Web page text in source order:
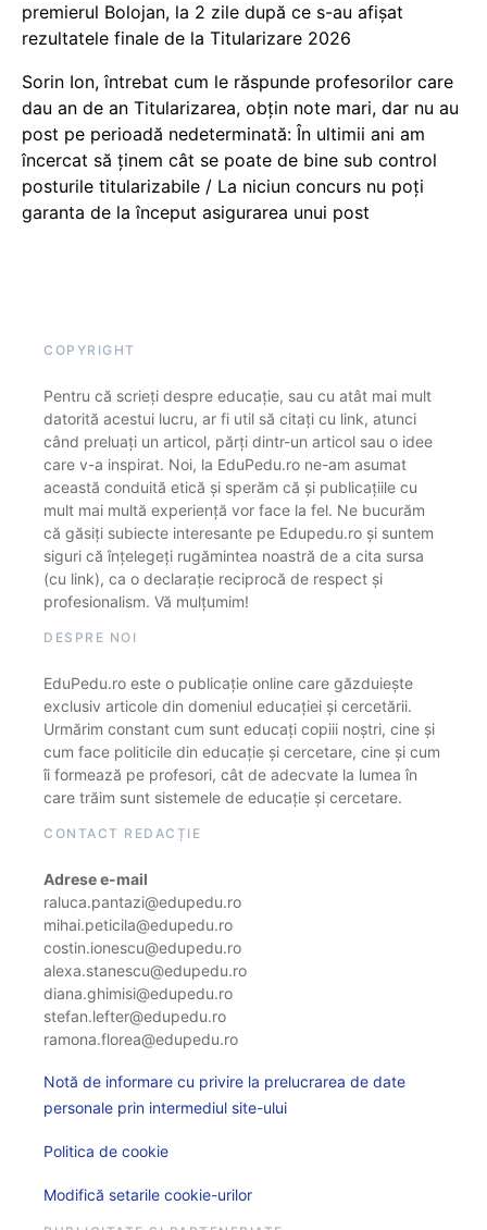
premierul Bolojan, la 2 zile după ce s-au afișat
rezultatele finale de la Titularizare 2026
Sorin Ion, întrebat cum le răspunde profesorilor care
dau an de an Titularizarea, obțin note mari, dar nu au
post pe perioadă nedeterminată: În ultimii ani am
încercat să ținem cât se poate de bine sub control
posturile titularizabile / La niciun concurs nu poți
garanta de la început asigurarea unui post
COPYRIGHT
Pentru că scrieți despre educație, sau cu atât mai mult
datorită acestui lucru, ar fi util să citați cu link, atunci
când preluați un articol, părți dintr-un articol sau o idee
care v-a inspirat. Noi, la EduPedu.ro ne-am asumat
această conduită etică și sperăm că și publicațiile cu
mult mai multă experiență vor face la fel. Ne bucurăm
că găsiți subiecte interesante pe Edupedu.ro și suntem
siguri că înțelegeți rugămintea noastră de a cita sursa
(cu link), ca o declarație reciprocă de respect și
profesionalism. Vă mulțumim!
DESPRE NOI
EduPedu.ro este o publicație online care găzduiește
exclusiv articole din domeniul educației și cercetării.
Urmărim constant cum sunt educați copiii noștri, cine și
cum face politicile din educație și cercetare, cine și cum
îi formează pe profesori, cât de adecvate la lumea în
care trăim sunt sistemele de educație și cercetare.
CONTACT REDACȚIE
Adrese e-mail
raluca.pantazi@edupedu.ro
mihai.peticila@edupedu.ro
costin.ionescu@edupedu.ro
alexa.stanescu@edupedu.ro
diana.ghimisi@edupedu.ro
stefan.lefter@edupedu.ro
ramona.florea@edupedu.ro
Notă de informare cu privire la prelucrarea de date
personale prin intermediul site-ului
Politica de cookie
Modifică setarile cookie-urilor